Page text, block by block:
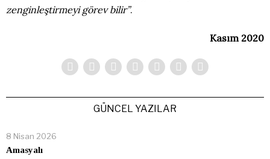
zenginleştirmeyi görev bilir”.
Kasım 2020
GÜNCEL YAZILAR
8 Nisan 2026
Amasyalı